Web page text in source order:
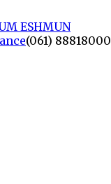
(061) 88818000